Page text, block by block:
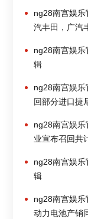
ng28南宫娱
汽丰田，广汽
ng28南宫娱
辑
ng28南宫娱
回部分进口捷
ng28南宫娱
业宣布召回共
ng28南宫娱
辑
ng28南宫娱
动力电池产销